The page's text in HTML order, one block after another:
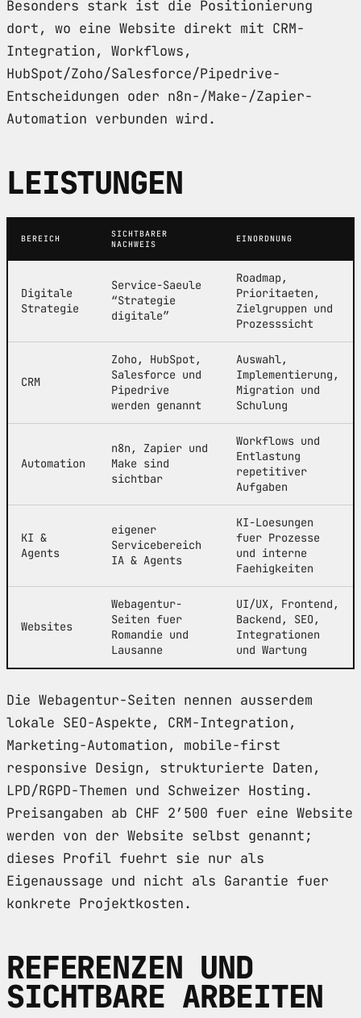
Besonders stark ist die Positionierung
dort, wo eine Website direkt mit CRM-
Integration, Workflows,
HubSpot/Zoho/Salesforce/Pipedrive-
Entscheidungen oder n8n-/Make-/Zapier-
Automation verbunden wird.
LEISTUNGEN
BEREICH
SICHTBARER
NACHWEIS
EINORDNUNG
Digitale
Strategie
Service-Saeule
“Strategie
digitale”
Roadmap,
Prioritaeten,
Zielgruppen und
Prozesssicht
CRM
Zoho, HubSpot,
Salesforce und
Pipedrive
werden genannt
Auswahl,
Implementierung,
Migration und
Schulung
Automation
n8n, Zapier und
Make sind
sichtbar
Workflows und
Entlastung
repetitiver
Aufgaben
KI &
Agents
eigener
Servicebereich
IA & Agents
KI-Loesungen
fuer Prozesse
und interne
Faehigkeiten
Websites
Webagentur-
Seiten fuer
Romandie und
Lausanne
UI/UX, Frontend,
Backend, SEO,
Integrationen
und Wartung
Die Webagentur-Seiten nennen ausserdem
lokale SEO-Aspekte, CRM-Integration,
Marketing-Automation, mobile-first
responsive Design, strukturierte Daten,
LPD/RGPD-Themen und Schweizer Hosting.
Preisangaben ab CHF 2’500 fuer eine Website
werden von der Website selbst genannt;
dieses Profil fuehrt sie nur als
Eigenaussage und nicht als Garantie fuer
konkrete Projektkosten.
REFERENZEN UND
SICHTBARE ARBEITEN